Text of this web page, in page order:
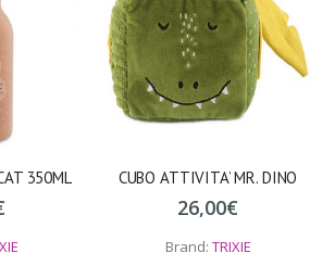
350ML CUBO ATTIVITA’ MR. DINO
26,00€
Brand: TRIXIE